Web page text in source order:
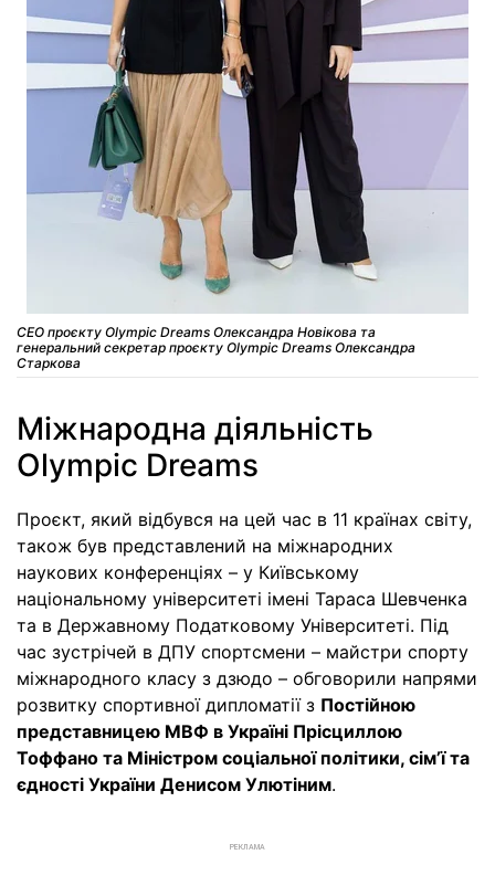
СЕО проєкту Olympic Dreams Олександра Новікова та
генеральний секретар проєкту Olympic Dreams Олександра
Старкова
Міжнародна діяльність
Olympic Dreams
Проєкт, який відбувся на цей час в 11 країнах світу,
також був представлений на міжнародних
наукових конференціях – у Київському
національному університеті імені Тараса Шевченка
та в Державному Податковому Університеті. Під
час зустрічей в ДПУ спортсмени – майстри спорту
міжнародного класу з дзюдо – обговорили напрями
розвитку спортивної дипломатії з Постійною
представницею МВФ в Україні Прісциллою
Тоффано та Міністром соціальної політики, сім’ї та
єдності України Денисом Улютіним.
РЕКЛАМА